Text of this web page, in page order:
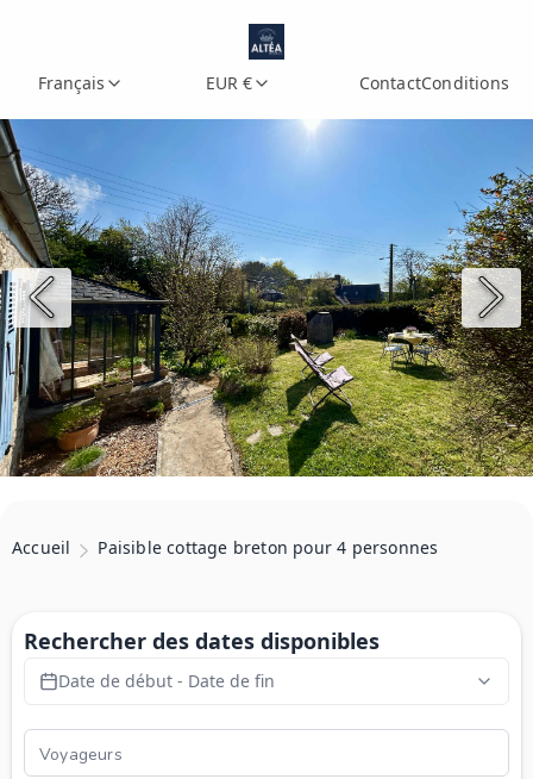
Français EUR € ContactConditions
Accueil Paisible cottage breton pour 4 personnes
Rechercher des dates disponibles
Date de début - Date de fin